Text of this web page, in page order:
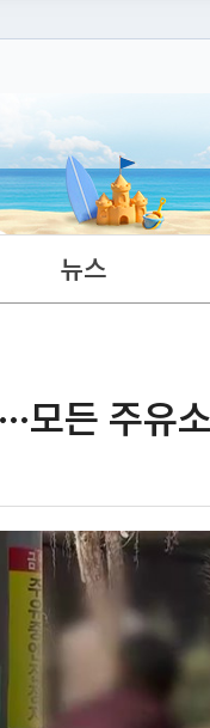
아래 URL에서 도메인 주소
뉴스
모든 주유